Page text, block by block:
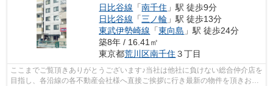
日比谷線 「南千住 」駅 徒歩9分
日比谷線 「三ノ輪 」駅 徒歩13分
東武伊勢崎線 「東向島 」駅 徒歩24分
築8年 / 16.41㎡
東京都荒川区南千住 ３丁目
ここまでご覧頂きありがとうございます♪当社は他社に負けない総合仲介店を
目指し、各沿線の各不動産会社様へ直接ご挨拶に行き最新の物件を頂きお客